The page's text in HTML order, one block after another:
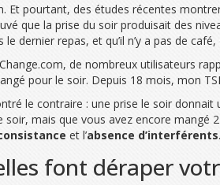
pourtant, des études récentes
que la prise du soir produisait des
dernier repas, et qu’il n’y a pas de
de nombreux utilisateurs
pour le soir. Depuis 18 mois, mon
le contraire : une prise le soir
mais que vous avez encore mangé
et l’absence d’interférents.
font déraper